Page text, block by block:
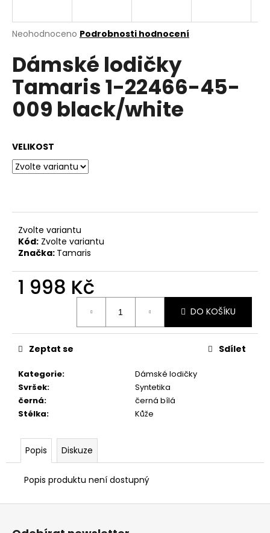
Průměrné
produktu
je
0,0
5
hvězdiček.
Neohodnoceno Podrobnosti hodnocení
Dámské lodičky
Tamaris 1-22466-45-
009 black/white
VELIKOST
Zvolte variantu
Kód: Zvolte variantu
Značka: Tamaris
1 998 Kč
DO KOŠÍKU
Kategorie:
Dámské lodičky
Svršek:
Syntetika
černá:
černá bílá
Stélka: Kůže
Zeptat se Sdílet
Popis Diskuze
Popis produktu není dostupný
j
t
?
o
u
č
u
e
DÁMSKÉ
PANTOFLE
PETER
LEGWOOD
ITACA
690
Kč
Z